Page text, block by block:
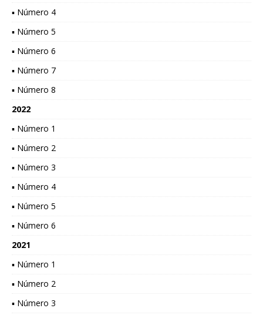
▪ Número 4
▪ Número 5
▪ Número 6
▪ Número 7
▪ Número 8
2022
▪ Número 1
▪ Número 2
▪ Número 3
▪ Número 4
▪ Número 5
▪ Número 6
2021
▪ Número 1
▪ Número 2
▪ Número 3